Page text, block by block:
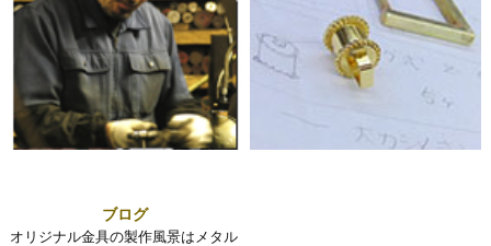
ブログ
オリジナル金具の製作風景はメタル